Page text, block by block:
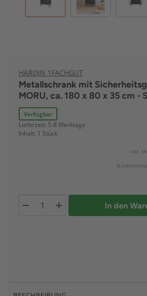
HARDIN 1FACHGUT
Metallschrank mit
MORU, ca. 180 x 80 x 35 cm -
Verfügbar
Lieferzeit: 5-8 Werktage
Inhalt: 1 Stück
inkl.
In den